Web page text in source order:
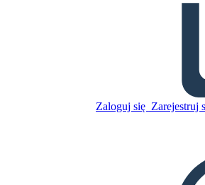
Zaloguj się Zarejestruj
Skopiuj tę
ODTWARZANIE